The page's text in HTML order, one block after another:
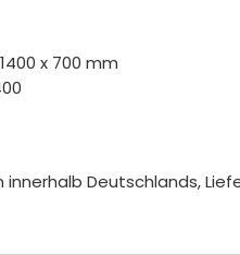
x 700 mm
innerhalb Deutschlands,